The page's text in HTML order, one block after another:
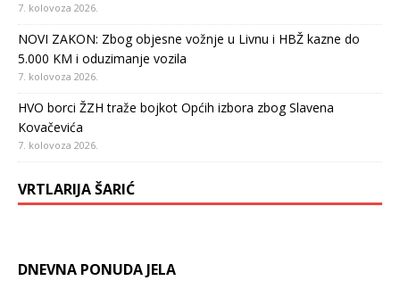
7. kolovoza 2026.
NOVI ZAKON: Zbog objesne vožnje u Livnu i HBŽ kazne do
5.000 KM i oduzimanje vozila
7. kolovoza 2026.
HVO borci ŽZH traže bojkot Općih izbora zbog Slavena
Kovačevića
7. kolovoza 2026.
VRTLARIJA ŠARIĆ
DNEVNA PONUDA JELA